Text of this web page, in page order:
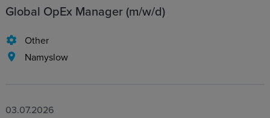
Global OpEx Manager (m/w/d)
Other
Namyslow
03.07.2026